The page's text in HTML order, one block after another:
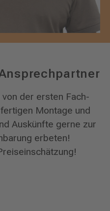
der ersten Fach-
Montage und
Auskünfte gerne zur
erbeten!